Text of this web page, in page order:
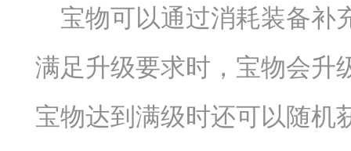
宝物可以通过消耗装备补
满足升级要求时，宝物会升
宝物达到满级时还可以随机